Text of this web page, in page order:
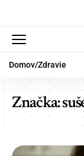
Domov/Zdravie
Značka: